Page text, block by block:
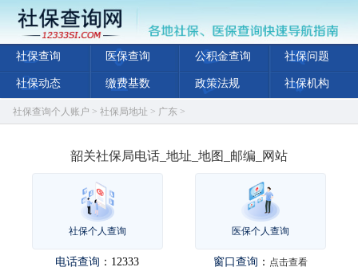
社保查询 医保查询 公积金查询 社保问题
社保动态 缴费基数 政策法规 社保机构
社保查询个人账户 > 社保局地址 > 广东 >
韶关社保局电话_地址_地图_邮编_网站
社保个人查询 医保个人查询
电话查询 ：12333 窗口查询 ： 点击查看